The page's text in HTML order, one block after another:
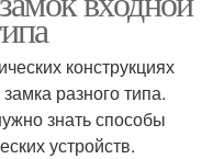
конструкциях
разного типа.
знать способы
устройств.